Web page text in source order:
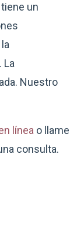
un
La
Nuestro
líneao llame
consulta.